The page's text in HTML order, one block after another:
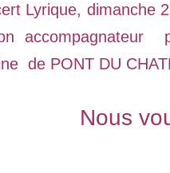
Lyrique, dimanche
accompagnateur
de PONT DU
Nous